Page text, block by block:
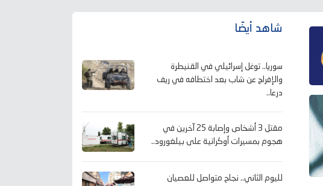
شاهد أيضًا
سوريا.. توغل إسرائيلي في القنيطرة
والإفراج عن شاب بعد اختطافه في ريف
درعا..
مقتل 3 أشخاص وإصابة 25 آخرين في
هجوم بمسيرات أوكرانية على بيلغورود..
لليوم الثاني.. نجاح متواصل للعصيان